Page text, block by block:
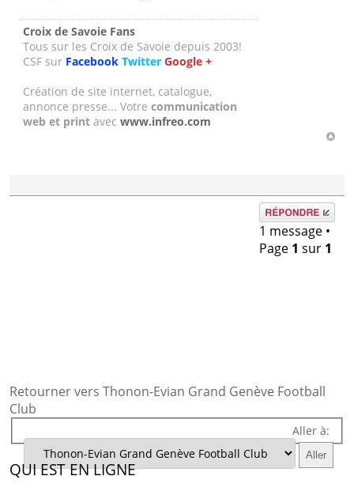
Croix de Savoie Fans
Tous sur les Croix de Savoie depuis 2003!
CSF sur Facebook Twitter Google +
Création de site internet, catalogue,
annonce presse... Votrecommunication
web et print avecwww.infreo.com
Répondre
1 message •
Page 1 sur 1
Retourner vers Thonon-Evian Grand Genève Football
Club
Aller à:
QUI EST EN LIGNE